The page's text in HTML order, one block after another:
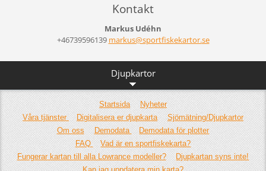
Kontakt
Markus Udéhn
+46739596139 markus@sportfiskekartor.se
Djupkartor
Startsida
Nyheter
Våra tjänster
Digitalisera er djupkarta
Sjömätning/Djupkartor
Om oss
Demodata
Demodata för plotter
FAQ
Vad är en sportfiskekarta?
Fungerar kartan till alla Lowrance modeller?
Djupkartan syns inte!